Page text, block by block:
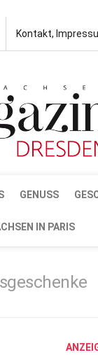
Kontakt,
GENUSS
IN PARIS